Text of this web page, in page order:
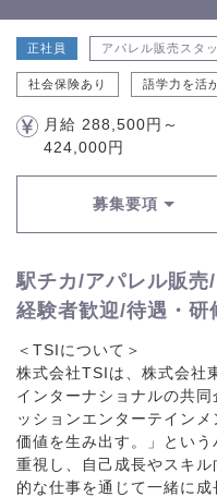
正社員 アパレル販売スタ
社会保険あり 語学力を活
月給 288,500円～
424,000円
募集要項
駅チカ/アパレル販
経験者歓迎/待遇・研
＜TSIについて＞
株式会社TSIは、株式会社
インターナショナルの共
ッションエンターテイン
価値を生み出す。」とい
重視し、自己成長やスキ
的な仕事を通じて一緒に成